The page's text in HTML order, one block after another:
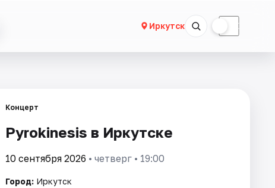
Иркутск ☾
Концерт
Pyrokinesis в Иркутске
10 сентября 2026 • четверг • 19:00
Город: Иркутск